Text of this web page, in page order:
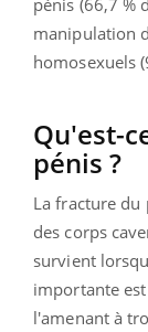
pénis (66,7 %
manipulation
homosexuels
Qu'est-
pénis ?
La fracture du
des corps
survient
importante
l'amenant à